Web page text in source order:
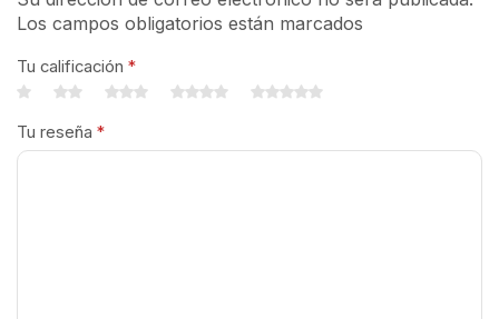
Los campos obligatorios están marcados
Tu calificación *
Tu reseña *